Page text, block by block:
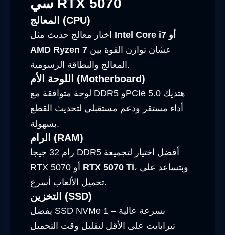
سي RTX 5070
المعالج (CPU)
Intel Core i7 أو
AMD Ryzen 7
المعالج والبطاقة الرسومية.
اللوحة الأم (Motherboard)
لوحة متوافقة مع DDR5 وPCIe 5.0 هتديك
أداء مستقر ودعم مستقبلي لتحديث القطع
بسهولة.
الرام (RAM)
رام 32 جيجا DDR5 أفضل اختيار لتجميعة
RTX 5070 Ti، وبتساعد على
تحميل الألعاب أسرع.
التخزين (SSD)
يفضل SSD NVMe بسرعة عالية – 1
تيرابايت على الأقل لتقليل وقت التحميل